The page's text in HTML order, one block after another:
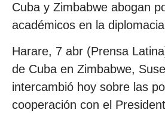
Cuba y Zimbabwe abogan
académicos en la diplomacia
Harare, 7 abr (Prensa
de Cuba en Zimbabwe,
intercambió hoy sobre las
cooperación con el